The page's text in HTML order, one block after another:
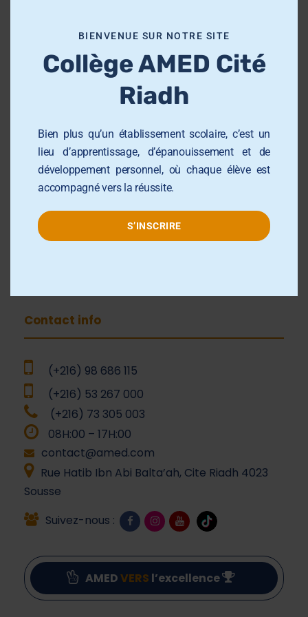
École Primaire AMED Sahloul
École et Collège AMED Sahline
École et Collège AMED Beni Hassen
Lycée AMED Sahloul
Collège AMED Jemmel
Collège AMED Khezama sousse
Collège AMED Riadh Sousse
Université el AMED Sahloul
Contact info
(+216) 98 686 115
(+216) 53 267 000
(+216) 73 305 003
08H:00 – 17H:00
contact@amed.com
Rue Hatib Ibn Abi Balta’ah, Cite Riadh 4023
Sousse
Suivez-nous :
AMEDVERS l’excellence
BIENVENUE SUR NOTRE SITE
Collège AMED Cité
Riadh
Bien plus qu’un établissement scolaire, c’est un
lieu d’apprentissage, d’épanouissement et de
développement personnel, où chaque élève est
accompagné vers la réussite.
S’INSCRIRE